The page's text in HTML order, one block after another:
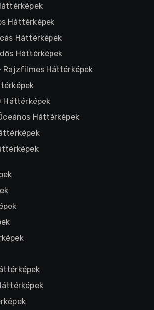
Háttérképek
Háttérképek
Háttérképek
Rajzfilmes Háttérképek
Háttérképek
Háttérképek